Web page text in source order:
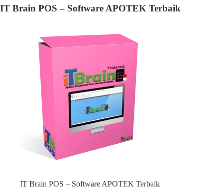
IT Brain POS – Software APOTEK Terbaik
IT Brain POS – Software APOTEK Terbaik